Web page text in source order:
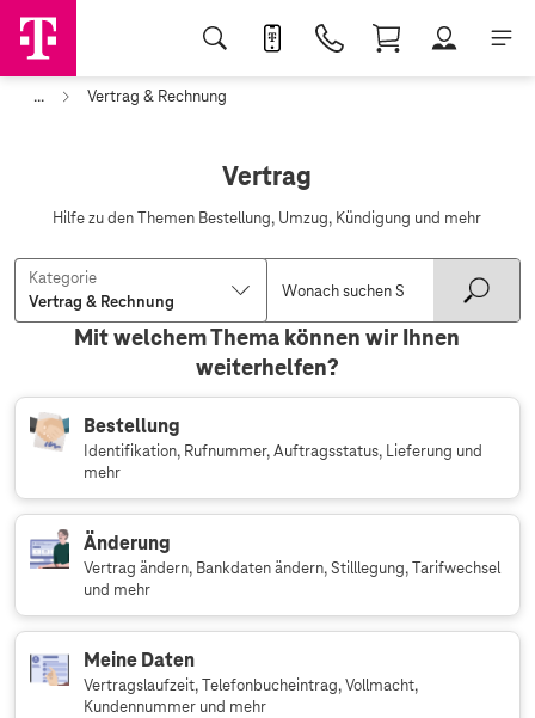
... Vertrag & Rechnung
Vertrag
Hilfe zu den Themen Bestellung, Umzug, Kündigung und mehr
Kategorie
Mit welchem Thema können wir Ihnen
weiterhelfen?
Bestellung
Identifikation, Rufnummer, Auftragsstatus, Lieferung und
mehr
Änderung
Vertrag ändern, Bankdaten ändern, Stilllegung, Tarifwechsel
und mehr
Meine Daten
Vertragslaufzeit, Telefonbucheintrag, Vollmacht,
Kundennummer und mehr